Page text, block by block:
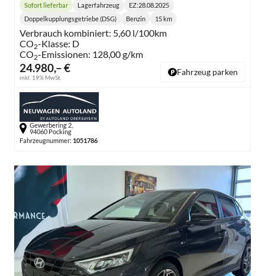
24.980,– €
inkl. 19% MwSt.
Lieferzeit:
Sofort lieferbar Lagerfahrzeug EZ:28.08.2025
Getriebe:
Doppelkupplungsgetriebe (DSG)
Kraftstoff:
Benzin
Kilometerstand:
15 km
Verbrauch kombiniert: 5,60 l/100km
CO2-Klasse: D
CO2-Emissionen: 128,00 g/km
Fahrzeug parken
Gewerbering 2,
94060 Pocking
Fahrzeugnummer: 1051786